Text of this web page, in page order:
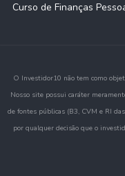
Curso de Finanças
O Investidor10 não tem como
Nosso site possui caráter
de fontes públicas (B3, CVM e RI
por qualquer decisão que o